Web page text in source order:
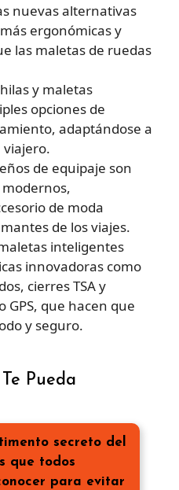
nuevas alternativas
ergonómicas y
las maletas de ruedas
y maletas
opciones de
adaptándose a
viajero.
de equipaje son
de moda
de los viajes.
inteligentes
innovadoras como
cierres TSA y
GPS, que hacen que
y seguro.
Pueda
secreto del
que todos
para evitar